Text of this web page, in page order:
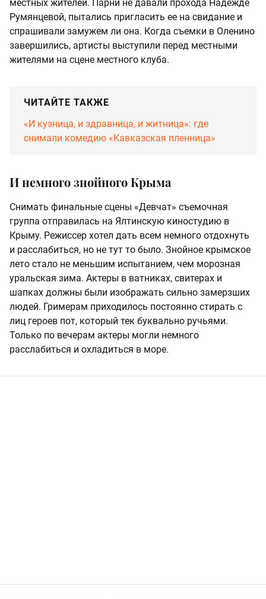
местных жителей. Парни не давали прохода Надежде
Румянцевой, пытались пригласить ее на свидание и
спрашивали замужем ли она. Когда съемки в Оленино
завершились, артисты выступили перед местными
жителями на сцене местного клуба.
ЧИТАЙТЕ ТАКЖЕ
«И кузница, и здравница, и житница»: где
снимали комедию «Кавказская пленница»
И немного знойного Крыма
Снимать финальные сцены «Девчат» съемочная
группа отправилась на Ялтинскую киностудию в
Крыму. Режиссер хотел дать всем немного отдохнуть
и расслабиться, но не тут то было. Знойное крымское
лето стало не меньшим испытанием, чем морозная
уральская зима. Актеры в ватниках, свитерах и
шапках должны были изображать сильно замерзших
людей. Гримерам приходилось постоянно стирать с
лиц героев пот, который тек буквально ручьями.
Только по вечерам актеры могли немного
расслабиться и охладиться в море.